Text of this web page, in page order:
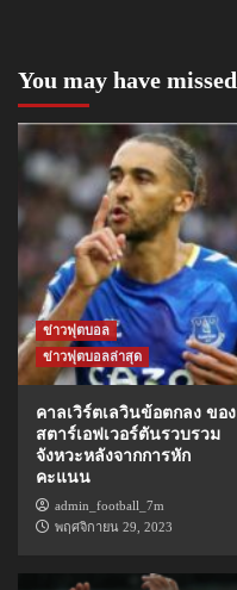
You may have missed
ข่าวฟุตบอล
ข่าวฟุตบอลล่าสุด
คาลเวิร์ตเลวินข้อตกลง ของ
สตาร์เอฟเวอร์ตันรวบรวม
จังหวะหลังจากการหัก
คะแนน
admin_football_7m
พฤศจิกายน 29, 2023